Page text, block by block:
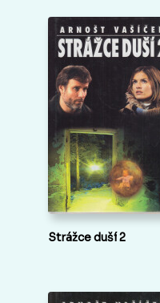
Strážce duší 2